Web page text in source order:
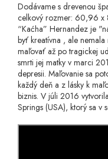
Dodávame s drevenou
celkový rozmer: 60,96 x
“Kaćha” Hernandez je
byť kreatívna , ale
maľovať až po tragickej
smrti jej matky v marci
depresii. Maľovanie sa
každý deň a z lásky k
biznis. V júli 2016
Springs (USA), ktorý sa v